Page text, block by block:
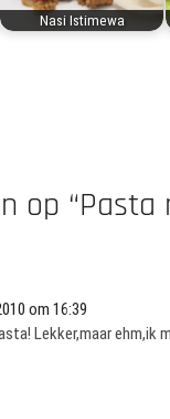
Nasi Istimewa
op “Pasta
om 16:39
Lekker,maar